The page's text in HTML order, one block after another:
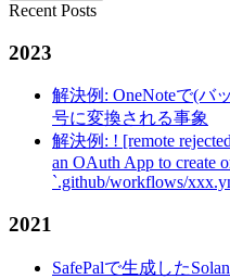
Recent Posts
2023
解決例: OneNoteで(バ
号に変換される事象
解決例: ! [remote
an OAuth App to create
`.github/workflows/
2021
SafePalで生成した